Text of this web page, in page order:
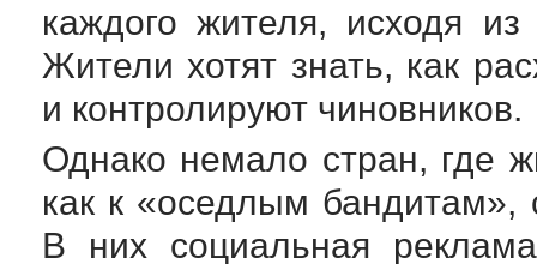
каждого жителя, исходя
Жители хотят знать, как
и контролируют чиновников.
Однако немало стран, где
как к «оседлым
В них социальная